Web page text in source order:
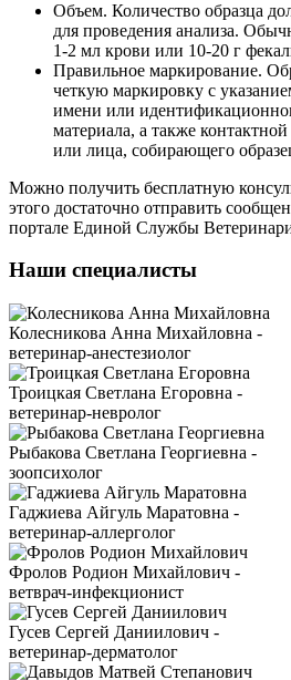
Объем. Количество образца
для проведения анализа.
1-2 мл крови или 10-20 г
Правильное маркирование.
четкую маркировку с
имени или
материала, а также
или лица, собирающего
Можно получить бесплатную
этого достаточно отправить
портале Единой Службы
Наши специалисты
Колесникова Анна Михайловна -
ветеринар-анестезиолог
Троицкая Светлана Егоровна -
ветеринар-невролог
Рыбакова Светлана Георгиевна -
зоопсихолог
Гаджиева Айгуль Маратовна -
ветеринар-аллерголог
Фролов Родион Михайлович -
ветврач-инфекционист
Гусев Сергей Даниилович -
ветеринар-дерматолог